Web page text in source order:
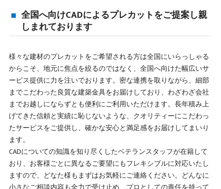
全国へ向けCADによるプレカットをご提案し親
しまれております
様々な建材のプレカットをご希望される方は全国にいらっしゃる
からこそ、地元に焦点を絞るのではなく、全国へ向けた幅広いサ
ービス提供に力を注いでおります。密な連携を取りながら、細部
までこだわった良質な建築金具をお届けしており、わざわざ会社
までお越しにならずとも便利にご利用いただけます。長年積み上
げてきた信頼と実績に恥じないような、クオリティーにこだわっ
たサービスをご提供し、確かな安心と満足感をお届けしてまいり
ます。
CADについての知識を知り尽くしたベテランスタッフが在籍して
おり、お客様ごとに異なるご要望にもフレキシブルに対応いたし
ますので、どなた様もまずはお気軽にご連絡ください。どんなに